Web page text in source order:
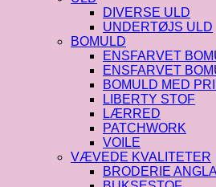
DIVERSE ULD
UNDERTØJS ULD
BOMULD
ENSFARVET
ENSFARVET
BOMULD MED
LIBERTY STOF
LÆRRED
PATCHWORK
VOILE
VÆVEDE KVALITETER
BRODERIE